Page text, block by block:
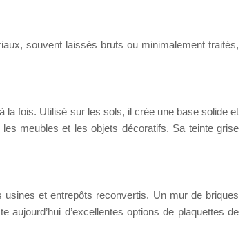
souvent laissés bruts ou minimalement traités,
la fois. Utilisé sur les sols, il crée une base solide et
meubles et les objets décoratifs. Sa teinte grise
usines et entrepôts reconvertis. Un mur de briques
d’excellentes options de plaquettes de